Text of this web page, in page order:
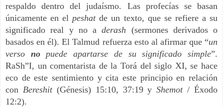
respaldo dentro del judaísmo. Las profecías se basan
únicamente en el peshatde un texto, que se refiere a su
significado real y no aderash (sermones derivados o
basados en él). El Talmud refuerza esto al afirmar que “un
verso no puede apartarse de su significado simple”.
RaSh”I, un comentarista de la Torá del siglo XI, se hace
eco de este sentimiento y cita este principio en relación
con Bereshit (Génesis) 15:10, 37:19 yShemot/ Éxodo
12:2).